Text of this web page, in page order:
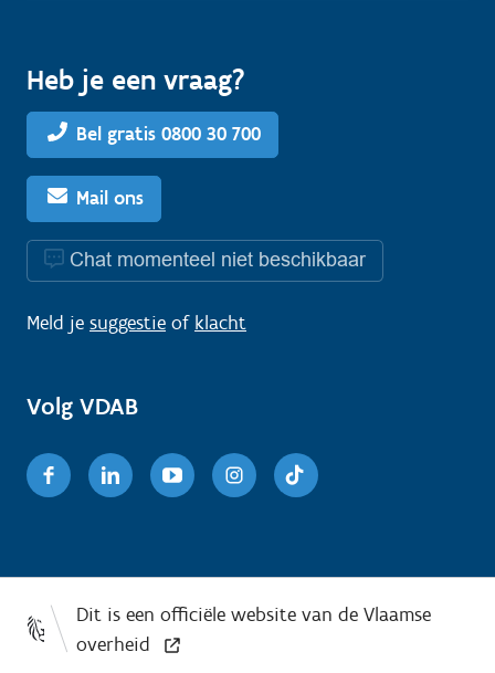
Heb je een vraag?
Bel gratis 0800 30 700
Mail ons
Chat momenteel niet beschikbaar
Meld je suggestie of klacht
Volg VDAB
FacebookLinkedinYoutubeInstagram